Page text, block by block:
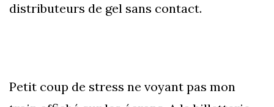
distributeurs de gel sans contact.
Petit coup de stress ne voyant pas mon